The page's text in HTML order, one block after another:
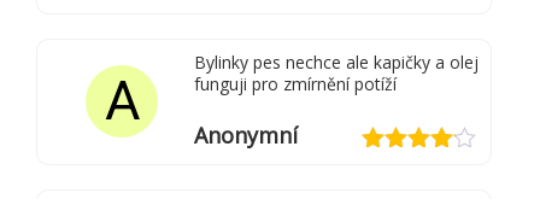
A
Bylinky pes nechce ale kapičky a olej
funguji pro zmírnění potíží
Anonymní